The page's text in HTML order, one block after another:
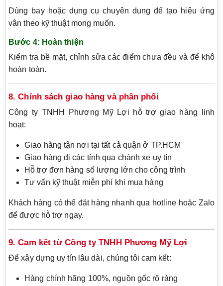
Dùng bay hoặc dụng cụ chuyên dụng để tạo hiệu ứng
vân theo kỹ thuật mong muốn.
Bước 4: Hoàn thiện
Kiểm tra bề mặt, chỉnh sửa các điểm chưa đều và để khô
hoàn toàn.
8. Chính sách giao hàng và phân phối
Công ty TNHH Phương Mỹ Lợi hỗ trợ giao hàng linh
hoạt:
Giao hàng tận nơi tại tất cả quận ở TP.HCM
Giao hàng đi các tỉnh qua chành xe uy tín
Hỗ trợ đơn hàng số lượng lớn cho công trình
Tư vấn kỹ thuật miễn phí khi mua hàng
Khách hàng có thể đặt hàng nhanh qua hotline hoặc Zalo
để được hỗ trợ ngay.
9. Cam kết từ Công ty TNHH Phương Mỹ Lợi
Để xây dựng uy tín lâu dài, chúng tôi cam kết:
Hàng chính hãng 100%, nguồn gốc rõ ràng